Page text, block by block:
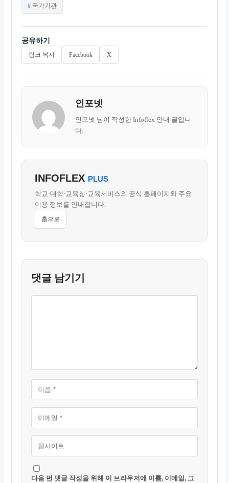
태
그
국가기관
공유하기
링크 복사 Facebook X
인포넷
인포넷 님이 작성한 Infoflex 안내 글입니
다.
INFOFLEX PLUS
학교·대학·교육청·교육서비스의 공식 홈페이지와 주요
이용 정보를 안내합니다.
홈으로
댓글 남기기
다음 번 댓글 작성을 위해 이 브라우저에 이름, 이메일, 그